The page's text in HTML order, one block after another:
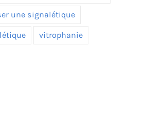
une signalétique
vitrophanie